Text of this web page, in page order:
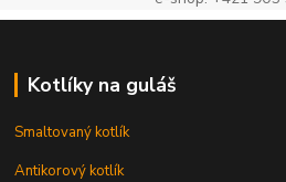
Kotlíky na guláš
Smaltovaný kotlík
Antikorový kotlík